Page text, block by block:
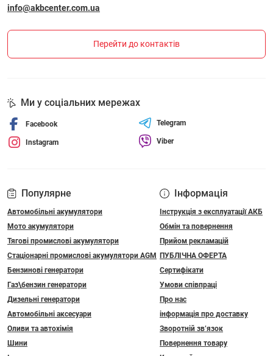
info@akbcenter.com.ua
Перейти до контактів
Популярне
Автомобільні акумулятори
Мото акумулятори
Тягові промислові акумулятори
Стаціонарні промислові акумулятори АGM
Бензинові генератори
Газ\бензин генератори
Дизельні генератори
Автомобільні аксесуари
Оливи та автохімія
Шини
Інформація
Інструкція з експлуатації АКБ
Обмін та повернення
Прийом рекламацій
ПУБЛІЧНА ОФЕРТА
Сертифікати
Умови співпраці
Про нас
інформація про доставку
Зворотній зв’язок
Повернення товару
Ми у соціальних мережах
Facebook
Instagram
Telegram
Viber